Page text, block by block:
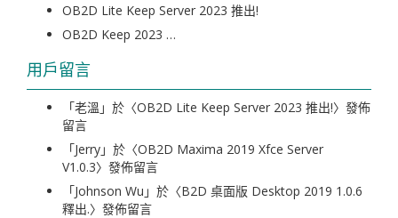
OB2D Lite Keep Server 2023 推出!
OB2D Keep 2023 …
用戶留言
「老溫 」於〈OB2D Lite Keep Server 2023 推出!〉發佈
留言
「Jerry」於〈OB2D Maxima 2019 Xfce Server
V1.0.3〉發佈留言
「Johnson Wu 」於〈B2D 桌面版 Desktop 2019 1.0.6
釋出.〉發佈留言